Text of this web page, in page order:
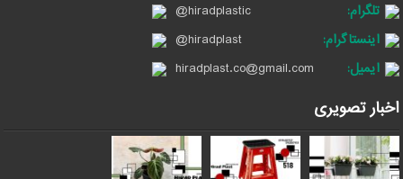
تلگرام:
@hiradplastic
اینستاگرام:
@hiradplast
ایمیل:
hiradplast.co@gmail.com
اخبار تصویری